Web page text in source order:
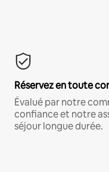
Réservez en toute
Évalué par notre
confiance et notre
séjour longue durée.